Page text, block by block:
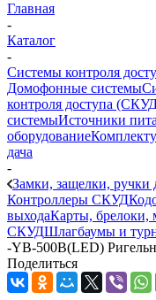
Главная
-
Каталог
-
Системы контроля
Домофонные системы
контроля доступа
системыИсточники
оборудование
дача
-
Замки, защелки, ручки
Контроллеры СКУД
выходаКарты, брелоки,
СКУДШлагбаумы и
-YB-500B(LED)
Поделиться